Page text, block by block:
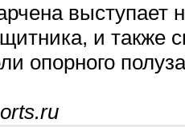
выступает
и также
опорного